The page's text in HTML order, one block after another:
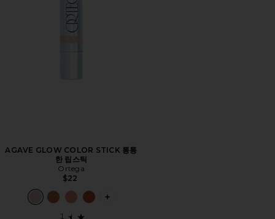
AGAVE GLOW COLOR STICK 통통
한 립스틱
Ortega
$22
PLUS ICON TO SEE MORE OPTIONS